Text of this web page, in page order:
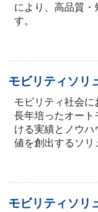
により、高品質・
す。
モビリティソリ
モビリティ社会に
長年培ったオート
ける実績とノウ
値を創出するソリ
モビリティソリ